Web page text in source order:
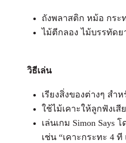
ถังพลาสติก หม้อ กระ
ไม้ตีกลอง ไม้บรรทัดย
วิธีเล่น
เรียงสิ่งของต่างๆ สำ
ใช้ไม้เคาะให้ลูกฟังเ
เล่นเกม Simon
เช่น “เคาะกระทะ 4 ที